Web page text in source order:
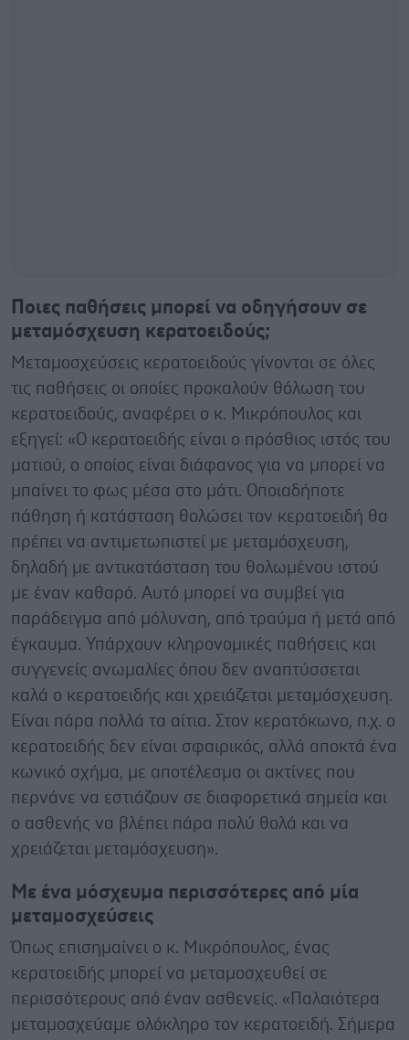
Ποιες παθήσεις μπορεί να οδηγήσουν σε
μεταμόσχευση κερατοειδούς;
Μεταμοσχεύσεις κερατοειδούς γίνονται σε όλες
τις παθήσεις οι οποίες προκαλούν θόλωση του
κερατοειδούς, αναφέρει ο κ. Μικρόπουλος και
εξηγεί: «Ο κερατοειδής είναι ο πρόσθιος ιστός του
ματιού, ο οποίος είναι διάφανος για να μπορεί να
μπαίνει το φως μέσα στο μάτι. Οποιαδήποτε
πάθηση ή κατάσταση θολώσει τον κερατοειδή θα
πρέπει να αντιμετωπιστεί με μεταμόσχευση,
δηλαδή με αντικατάσταση του θολωμένου ιστού
με έναν καθαρό. Αυτό μπορεί να συμβεί για
παράδειγμα από μόλυνση, από τραύμα ή μετά από
έγκαυμα. Υπάρχουν κληρονομικές παθήσεις και
συγγενείς ανωμαλίες όπου δεν αναπτύσσεται
καλά ο κερατοειδής και χρειάζεται μεταμόσχευση.
Είναι πάρα πολλά τα αίτια. Στον κερατόκωνο, π.χ. ο
κερατοειδής δεν είναι σφαιρικός, αλλά αποκτά ένα
κωνικό σχήμα, με αποτέλεσμα οι ακτίνες που
περνάνε να εστιάζουν σε διαφορετικά σημεία και
ο ασθενής να βλέπει πάρα πολύ θολά και να
χρειάζεται μεταμόσχευση».
Με ένα μόσχευμα περισσότερες από μία
μεταμοσχεύσεις
Όπως επισημαίνει ο κ. Μικρόπουλος, ένας
κερατοειδής μπορεί να μεταμοσχευθεί σε
περισσότερους από έναν ασθενείς. «Παλαιότερα
μεταμοσχεύαμε ολόκληρο τον κερατοειδή. Σήμερα